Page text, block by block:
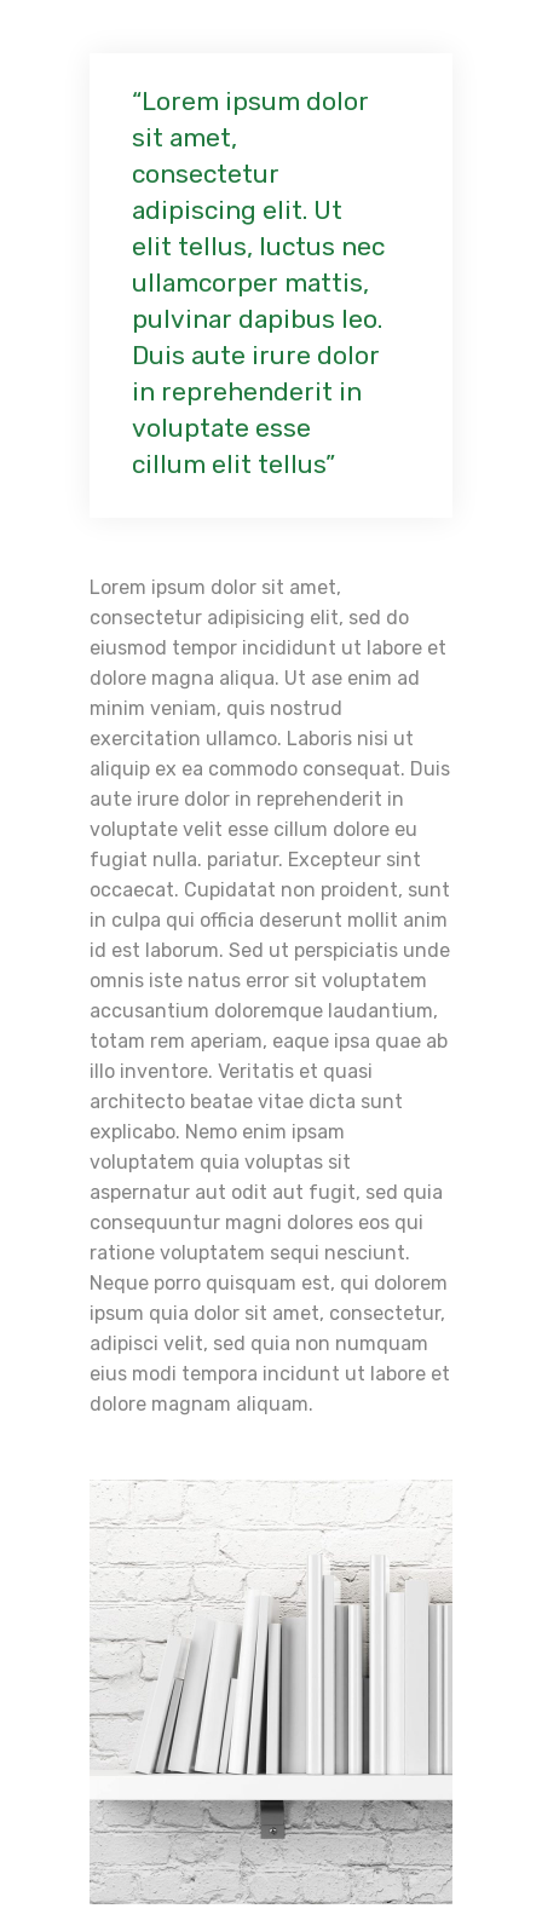
Lorem ipsum dolor
sit amet,
consectetur
adipiscing elit. Ut
elit tellus, luctus nec
ullamcorper mattis,
pulvinar dapibus leo.
Duis aute irure dolor
in reprehenderit in
voluptate esse
cillum elit tellus
Lorem ipsum dolor sit amet,
consectetur adipisicing elit, sed do
eiusmod tempor incididunt ut labore et
dolore magna aliqua. Ut ase enim ad
minim veniam, quis nostrud
exercitation ullamco. Laboris nisi ut
aliquip ex ea commodo consequat. Duis
aute irure dolor in reprehenderit in
voluptate velit esse cillum dolore eu
fugiat nulla. pariatur. Excepteur sint
occaecat. Cupidatat non proident, sunt
in culpa qui officia deserunt mollit anim
id est laborum. Sed ut perspiciatis unde
omnis iste natus error sit voluptatem
accusantium doloremque laudantium,
totam rem aperiam, eaque ipsa quae ab
illo inventore. Veritatis et quasi
architecto beatae vitae dicta sunt
explicabo. Nemo enim ipsam
voluptatem quia voluptas sit
aspernatur aut odit aut fugit, sed quia
consequuntur magni dolores eos qui
ratione voluptatem sequi nesciunt.
Neque porro quisquam est, qui dolorem
ipsum quia dolor sit amet, consectetur,
adipisci velit, sed quia non numquam
eius modi tempora incidunt ut labore et
dolore magnam aliquam.